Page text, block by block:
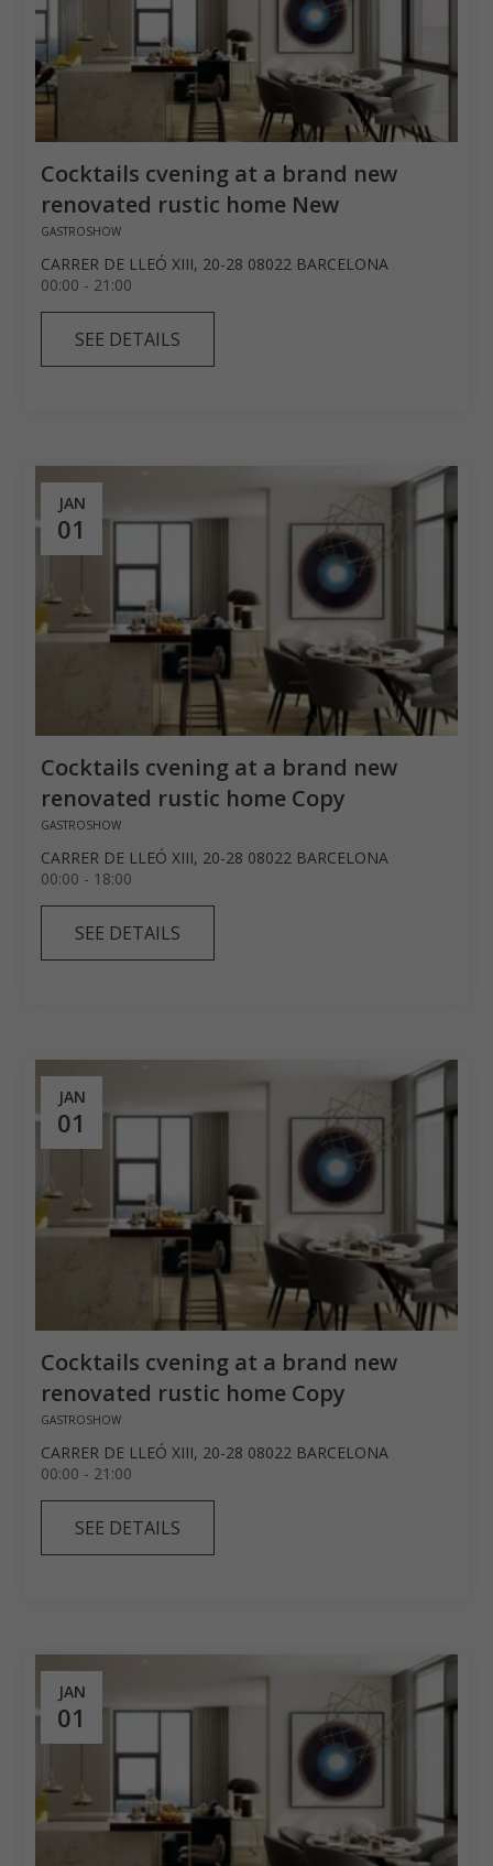
Cocktails cvening at a brand new
renovated rustic home New
GASTROSHOW
CARRER DE LLEÓ XIII, 20-28 08022 BARCELONA
00:00 - 21:00
SEE DETAILS
JAN
01
Cocktails cvening at a brand new
renovated rustic home Copy
GASTROSHOW
CARRER DE LLEÓ XIII, 20-28 08022 BARCELONA
00:00 - 18:00
SEE DETAILS
JAN
01
Cocktails cvening at a brand new
renovated rustic home Copy
GASTROSHOW
CARRER DE LLEÓ XIII, 20-28 08022 BARCELONA
00:00 - 21:00
SEE DETAILS
JAN
01